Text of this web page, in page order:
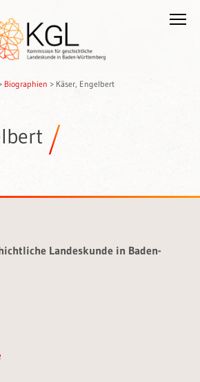
Biographien > Käser, Engelbert
Landeskunde in Baden-